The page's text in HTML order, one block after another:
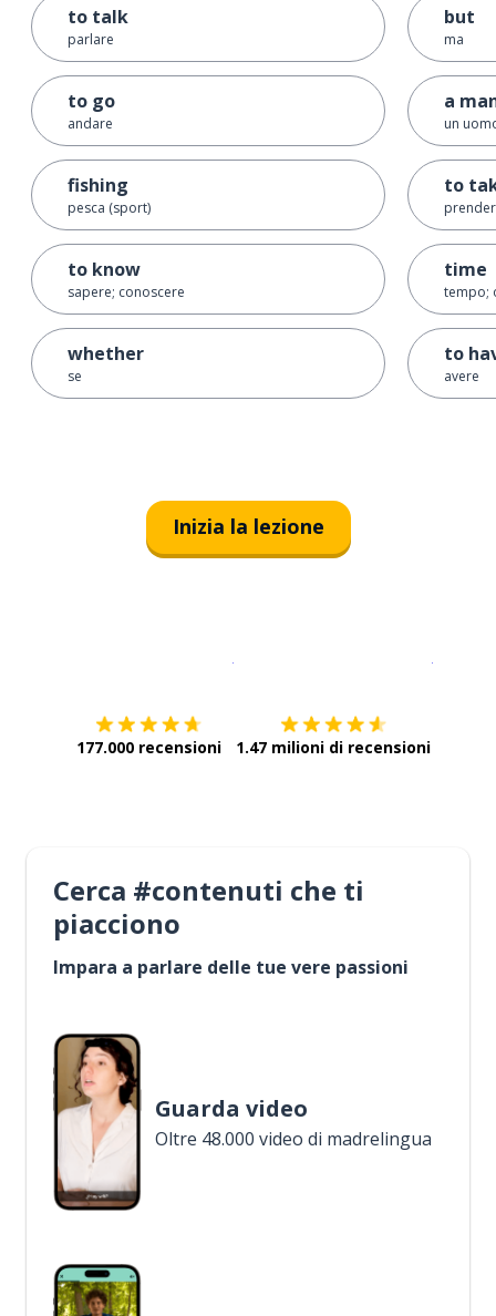
to talk
parlare
to go
andare
fishing
pesca (sport)
to know
sapere; conoscere
whether
se
but
ma
a
un
to
time
tempo;
to
avere
Inizia la lezione
177.000 recensioni 1.47 milioni di recensioni
Cerca #contenuti che ti
piacciono
Impara a parlare delle tue vere passioni
Guarda video
Oltre 48.000 video di madrelingua